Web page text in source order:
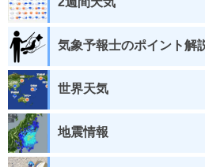
気象予報士のポイント解
世界天気
地震情報